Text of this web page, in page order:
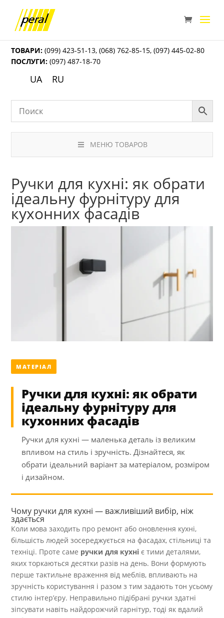
ТОВАРИ: (099) 423-51-13,(068) 762-85-15,(097) 445-02-80
ПОСЛУГИ: (097) 487-18-70
UA RU
МЕНЮ ТОВАРОВ
Ручки для кухні: як обрати
ідеальну фурнітуру для
кухонних фасадів
МАТЕРІАЛ
Ручки для кухні: як обрати
ідеальну фурнітуру для
кухонних фасадів
Ручки для кухні — маленька деталь із великим
впливом на стиль і зручність. Дізнайтеся, як
обрати ідеальний варіант за матеріалом, розміром
і дизайном.
Чому ручки для кухні — важливіший вибір, ніж
здається
Коли мова заходить про ремонт або оновлення кухні,
більшість людей зосереджується на фасадах, стільниці та
техніці. Проте саме ручки для кухні є тими деталями,
яких торкаються десятки разів на день. Вони формують
перше тактильне враження від меблів, впливають на
зручність користування і разом з тим задають тон усьому
стилю інтер’єру. Неправильно підібрані ручки здатні
зіпсувати навіть найдорожчий гарнітур, тоді як вдалий